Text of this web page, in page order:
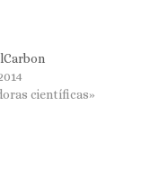
científicas»